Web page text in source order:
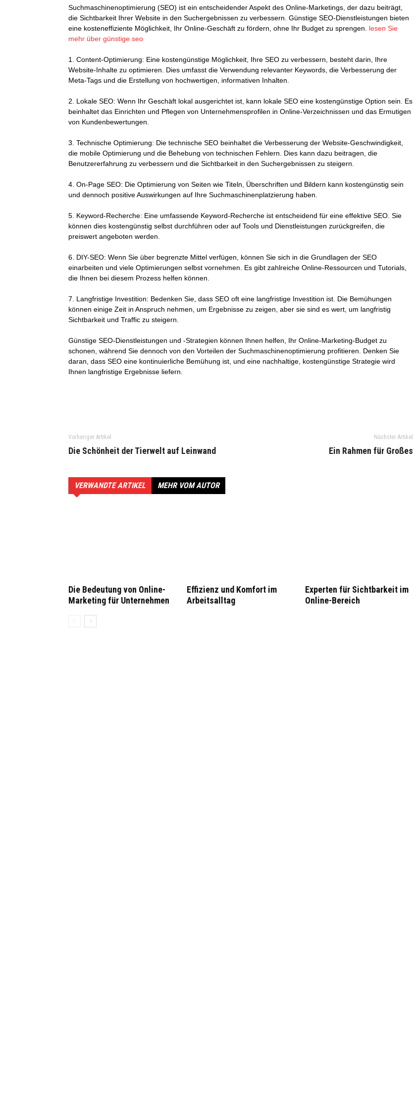
Suchmaschinenoptimierung (SEO) ist ein entscheidender Aspekt des Online-Marketings, der dazu beiträgt,
die Sichtbarkeit Ihrer Website in den Suchergebnissen zu verbessern. Günstige SEO-Dienstleistungen bieten
eine kosteneffiziente Möglichkeit, Ihr Online-Geschäft zu fördern, ohne Ihr Budget zu sprengen. lesen Sie
mehr über günstige seo
1. Content-Optimierung: Eine kostengünstige Möglichkeit, Ihre SEO zu verbessern, besteht darin, Ihre
Website-Inhalte zu optimieren. Dies umfasst die Verwendung relevanter Keywords, die Verbesserung der
Meta-Tags und die Erstellung von hochwertigen, informativen Inhalten.
2. Lokale SEO: Wenn Ihr Geschäft lokal ausgerichtet ist, kann lokale SEO eine kostengünstige Option sein. Es
beinhaltet das Einrichten und Pflegen von Unternehmensprofilen in Online-Verzeichnissen und das Ermutigen
von Kundenbewertungen.
3. Technische Optimierung: Die technische SEO beinhaltet die Verbesserung der Website-Geschwindigkeit,
die mobile Optimierung und die Behebung von technischen Fehlern. Dies kann dazu beitragen, die
Benutzererfahrung zu verbessern und die Sichtbarkeit in den Suchergebnissen zu steigern.
4. On-Page SEO: Die Optimierung von Seiten wie Titeln, Überschriften und Bildern kann kostengünstig sein
und dennoch positive Auswirkungen auf Ihre Suchmaschinenplatzierung haben.
5. Keyword-Recherche: Eine umfassende Keyword-Recherche ist entscheidend für eine effektive SEO. Sie
können dies kostengünstig selbst durchführen oder auf Tools und Dienstleistungen zurückgreifen, die
preiswert angeboten werden.
6. DIY-SEO: Wenn Sie über begrenzte Mittel verfügen, können Sie sich in die Grundlagen der SEO
einarbeiten und viele Optimierungen selbst vornehmen. Es gibt zahlreiche Online-Ressourcen und Tutorials,
die Ihnen bei diesem Prozess helfen können.
7. Langfristige Investition: Bedenken Sie, dass SEO oft eine langfristige Investition ist. Die Bemühungen
können einige Zeit in Anspruch nehmen, um Ergebnisse zu zeigen, aber sie sind es wert, um langfristig
Sichtbarkeit und Traffic zu steigern.
Günstige SEO-Dienstleistungen und -Strategien können Ihnen helfen, Ihr Online-Marketing-Budget zu
schonen, während Sie dennoch von den Vorteilen der Suchmaschinenoptimierung profitieren. Denken Sie
daran, dass SEO eine kontinuierliche Bemühung ist, und eine nachhaltige, kostengünstige Strategie wird
Ihnen langfristige Ergebnisse liefern.
Vorheriger Artikel
Die Schönheit der Tierwelt auf Leinwand
Nächster Artikel
Ein Rahmen für Großes
VERWANDTE ARTIKEL MEHR VOM AUTOR
Die Bedeutung von Online-
Marketing für Unternehmen
Effizienz und Komfort im
Arbeitsalltag
Experten für Sichtbarkeit im
Online-Bereich